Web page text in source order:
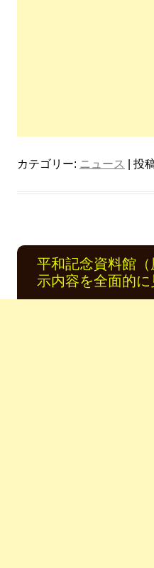
カテゴリー: ニュース | 投
平和記念資料館
示内容を全面的に